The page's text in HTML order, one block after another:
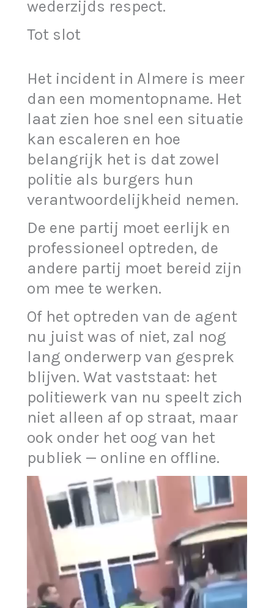
wederzijds respect.
Tot slot
Het incident in Almere is meer
dan een momentopname. Het
laat zien hoe snel een situatie
kan escaleren en hoe
belangrijk het is dat zowel
politie als burgers hun
verantwoordelijkheid nemen.
De ene partij moet eerlijk en
professioneel optreden, de
andere partij moet bereid zijn
om mee te werken.
Of het optreden van de agent
nu juist was of niet, zal nog
lang onderwerp van gesprek
blijven. Wat vaststaat: het
politiewerk van nu speelt zich
niet alleen af op straat, maar
ook onder het oog van het
publiek — online en offline.